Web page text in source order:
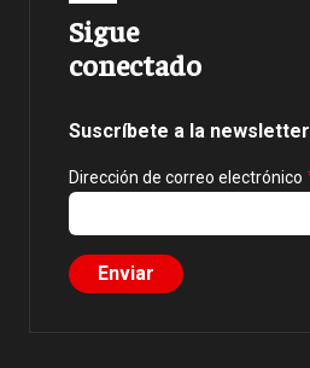
Sigue
conectado
Suscríbete a la newsletter
Dirección de correo electrónico